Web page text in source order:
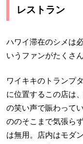
レストラン
ハワイ滞在のシメは
いうファンがたくさ
ワイキキのトランプ
に位置するこの店は
の笑い声で賑わって
ののそこまで気張ら
は無用。店内はモダ